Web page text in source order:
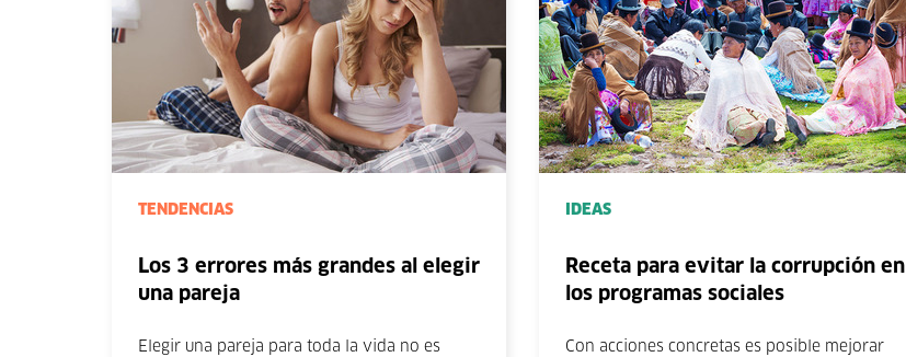
TENDENCIAS
Los 3 errores más grandes al elegir
una pareja
Elegir una pareja para toda la vida no es
IDEAS
Receta para evitar la corrupción en
los programas sociales
Con acciones concretas es posible mejorar